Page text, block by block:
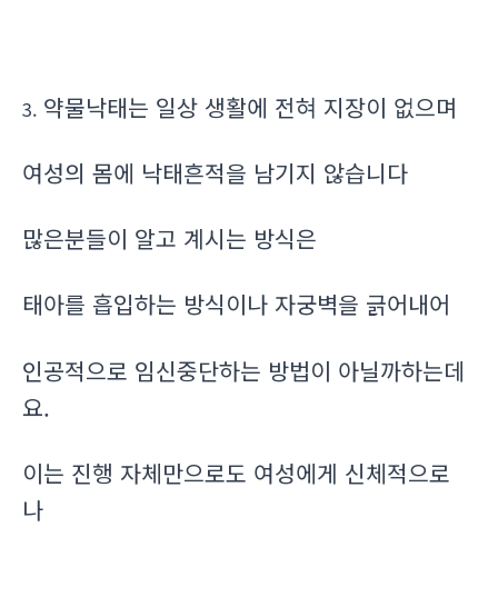
3. 약물낙태는 일상 생활에 전혀 지장이 없으며
여성의 몸에 낙태흔적을 남기지 않습니다
많은분들이 알고 계시는 방식은
태아를 흡입하는 방식이나 자궁벽을 긁어내어
인공적으로 임신중단하는 방법이 아닐까하는데
요.
이는 진행 자체만으로도 여성에게 신체적으로
나